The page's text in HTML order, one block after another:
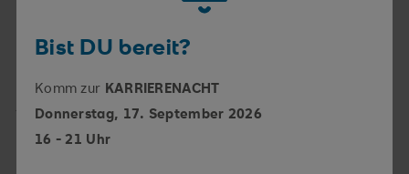
Bist DU bereit?
Komm zur KARRIERENACHT
Donnerstag, 17. September 2026
16 - 21 Uhr
Dienstag, Donnerstag, Freitag,